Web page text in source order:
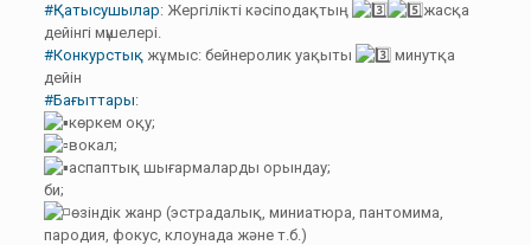
#Қатысушылар: Жергілікті кәсіподақтың
жасқа
дейінгі мүшелері.
#Конкурстықжұмыс: бейнеролик уақыты
минутқа
дейін
#Бағыттары:
көркем оқу;
вокал;
аспаптық шығармаларды орындау;
би;
өзіндік жанр (эстрадалық, миниатюра, пантомима,
пародия, фокус, клоунада және т.б.)